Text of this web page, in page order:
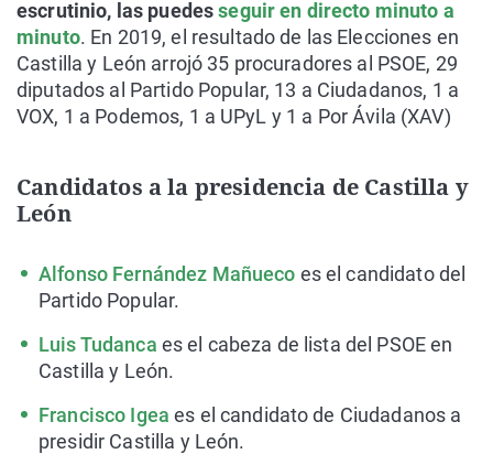
escrutinio, las puedesseguir en directo minuto a
minuto. En 2019, el resultado de las Elecciones en
Castilla y León arrojó 35 procuradores al PSOE, 29
diputados al Partido Popular, 13 a Ciudadanos, 1 a
VOX, 1 a Podemos, 1 a UPyL y 1 a Por Ávila (XAV)
Candidatos a la presidencia de Castilla y
León
Alfonso Fernández Mañueco es el candidato del
Partido Popular.
Luis Tudanca es el cabeza de lista del PSOE en
Castilla y León.
Francisco Igea es el candidato de Ciudadanos a
presidir Castilla y León.